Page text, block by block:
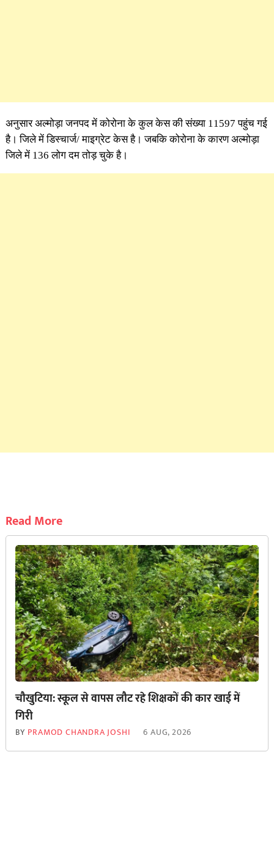
अनुसार अल्मोड़ा जनपद में कोरोना के कुल केस की संख्या 11597 पहुंच गई
है। जिले में डिस्चार्ज/ माइग्रेट केस है। जबकि कोरोना के कारण ​अल्मोड़ा
जिले में 136 लोग दम तोड़ चुके है।
Read More
चौखुटिया: स्कूल से वापस लौट रहे शिक्षकों की कार खाई में
गिरी
BY PRAMOD CHANDRA JOSHI 6 AUG, 2026